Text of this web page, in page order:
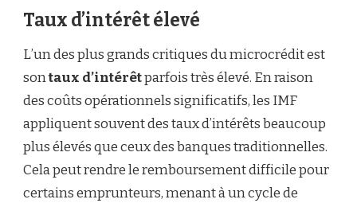
Taux d’intérêt élevé
L’un des plus grands critiques du microcrédit est
sontaux d’intérêtparfois très élevé. En raison
des coûts opérationnels significatifs, les IMF
appliquent souvent des taux d’intérêts beaucoup
plus élevés que ceux des banques traditionnelles.
Cela peut rendre le remboursement difficile pour
certains emprunteurs, menant à un cycle de